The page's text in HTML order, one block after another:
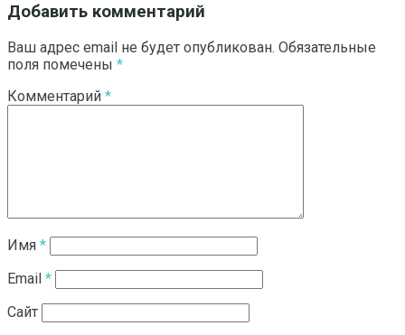
Добавить комментарий
Ваш адрес email не будет опубликован. Обязательные
поля помечены *
Комментарий *
Имя *
Email *
Сайт